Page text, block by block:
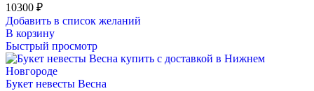
10300 ₽
Добавить в список желаний
В корзину
Быстрый просмотр
Букет невесты Весна